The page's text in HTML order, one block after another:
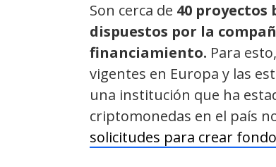
Son cerca de 40
dispuestos por la
financiamiento. Para
vigentes en Europa y las
una institución que ha
criptomonedas en el país
solicitudes para crear